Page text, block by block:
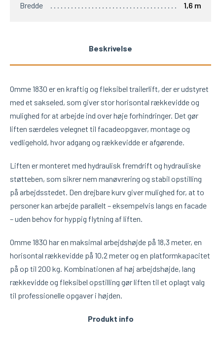
Bredde 1,6 m
Beskrivelse
Omme 1830 er en kraftig og fleksibel trailerlift, der er udstyret
med et sakseled, som giver stor horisontal rækkevidde og
mulighed for at arbejde ind over høje forhindringer. Det gør
liften særdeles velegnet til facadeopgaver, montage og
vedligehold, hvor adgang og rækkevidde er afgørende.
Liften er monteret med hydraulisk fremdrift og hydrauliske
støtteben, som sikrer nem manøvrering og stabil opstilling
på arbejdsstedet. Den drejbare kurv giver mulighed for, at to
personer kan arbejde parallelt – eksempelvis langs en facade
– uden behov for hyppig flytning af liften.
Omme 1830 har en maksimal arbejdshøjde på 18,3 meter, en
horisontal rækkevidde på 10,2 meter og en platformkapacitet
på op til 200 kg. Kombinationen af høj arbejdshøjde, lang
rækkevidde og fleksibel opstilling gør liften til et oplagt valg
til professionelle opgaver i højden.
Produkt info